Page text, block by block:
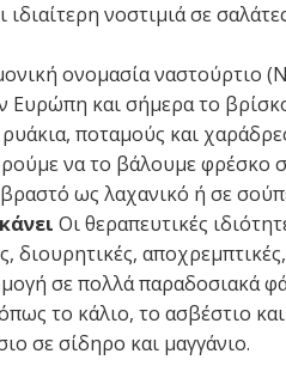
ιδιαίτερη νοστιμιά σε
ονομασία ναστούρτιο
Ευρώπη και σήμερα το
ποταμούς και
να το βάλουμε φρέσκο
ως λαχανικό ή σε
Οι θεραπευτικές
διουρητικές,
σε πολλά παραδοσιακά
το κάλιο, το ασβέστιο
σε σίδηρο και μαγγάνιο.